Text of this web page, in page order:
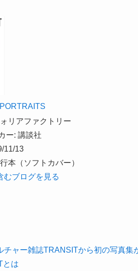
リアファクトリー
ー: 講談社
11/13
本（ソフトカバー）
むブログを見る
チャー雑誌TRANSITから初の写真
とは